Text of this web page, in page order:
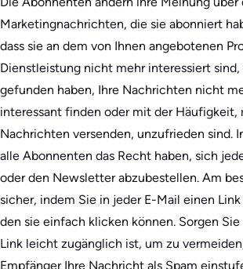
Marketingnachrichten, die sie abonniert
dass sie an dem von Ihnen angebotenen
Dienstleistung nicht mehr interessiert
gefunden haben, Ihre Nachrichten nicht
interessant finden oder mit der Häufigkeit,
Nachrichten versenden, unzufrieden sind.
alle Abonnenten das Recht haben, sich
oder den Newsletter abzubestellen. Am
sicher, indem Sie in jeder E-Mail einen
den sie einfach klicken können. Sorgen Sie
Link leicht zugänglich ist, um zu
Empfänger Ihre Nachricht als Spam